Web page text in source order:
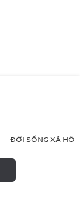
ĐỜI SỐNG XÃ HỘI